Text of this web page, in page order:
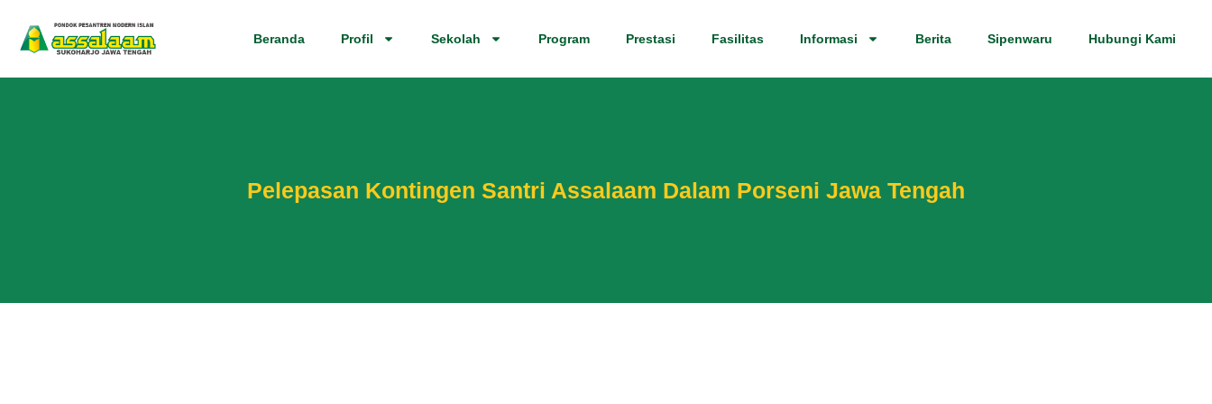
Beranda Profil Sekolah Program Prestasi Fasilitas Informasi Berita Sipenwaru Hubungi Kami
Pelepasan Kontingen Santri Assalaam Dalam Porseni Jawa Tengah